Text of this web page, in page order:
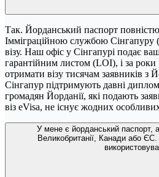
Так. Йорданський паспорт повністю
Імміграційною службою Сінгапуру
візу. Наш офіс у Сінгапурі подає
гарантійним листом (LOI), і за
отримати візу тисячам заявників з
Сінгапур підтримують давні
громадян Йорданії, які подають
віз eVisa, не існує жодних
У мене є йорданський паспорт,
Великобританії, Канади або